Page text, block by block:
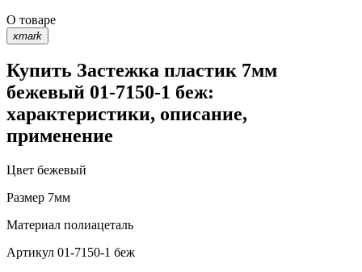
О товаре
xmark
Купить Застежка пластик 7мм
бежевый 01-7150-1 беж:
характеристики, описание,
применение
Цвет бежевый
Размер 7мм
Материал полиацеталь
Артикул 01-7150-1 беж